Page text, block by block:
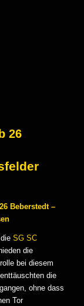
26
Beberstedt –
SG SC
die
bei diesem
die
ohne dass
Tor